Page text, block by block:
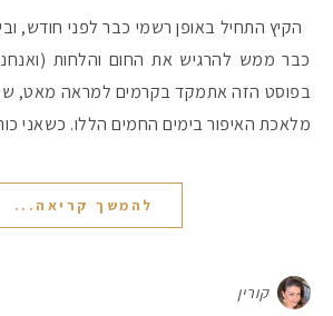
הקיץ התחיל באופן רשמי כבר לפני חודש, ובימים האחרונים אפשר
כבר ממש להרגיש את החום והלחות
בפוסט הזה אתמקד בקרמים למראה מאט,
מלאכת האיפור בימים החמים הללו. כשאני
להמשך קריאה...
קורין